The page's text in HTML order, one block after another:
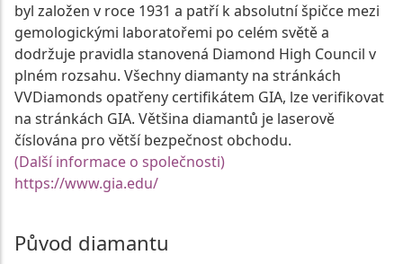
byl založen v roce 1931 a patří k absolutní špičce mezi
gemologickými laboratořemi po celém světě a
dodržuje pravidla stanovená Diamond High Council v
plném rozsahu. Všechny diamanty na stránkách
VVDiamonds opatřeny certifikátem GIA, lze verifikovat
na stránkách GIA. Většina diamantů je laserově
číslována pro větší bezpečnost obchodu.
(Další informace o společnosti)
https://www.gia.edu/
Původ diamantu